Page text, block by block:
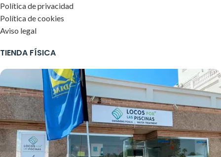
Política de privacidad
Política de cookies
Aviso legal
TIENDA FÍSICA